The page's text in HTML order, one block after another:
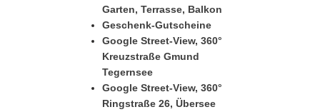
Garten, Terrasse, Balkon
Geschenk-Gutscheine
Google Street-View, 360°
Kreuzstraße Gmund
Tegernsee
Google Street-View, 360°
Ringstraße 26, Übersee